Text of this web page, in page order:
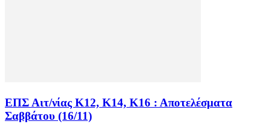
ΕΠΣ Αιτ/νίας Κ12, Κ14, Κ16 : Αποτελέσματα
Σαββάτου (16/11)